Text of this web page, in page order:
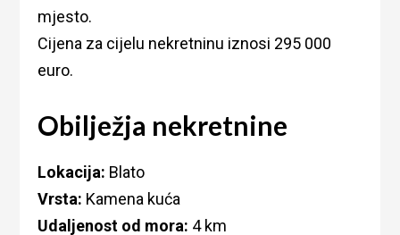
mjesto.
Cijena za cijelu nekretninu iznosi 295 000
euro.
Obilježja nekretnine
Lokacija: Blato
Vrsta: Kamena kuća
Udaljenost od mora: 4 km